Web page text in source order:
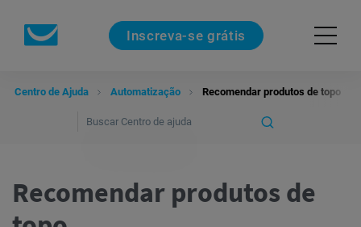
Inscreva-se grátis
Centro de Ajuda Automatização Recomendar produtos de topo
Recomendar produtos de